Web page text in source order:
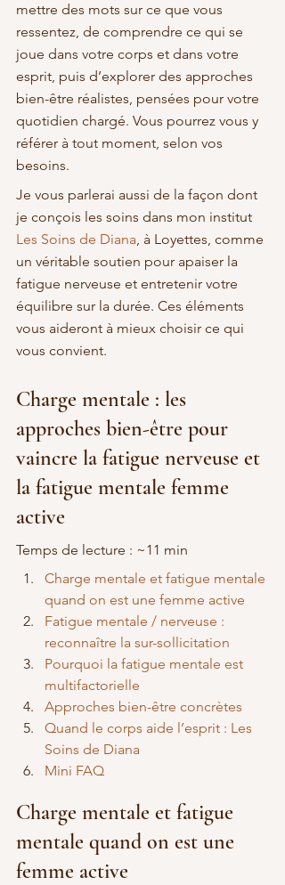
mettre des mots sur ce que vous
ressentez, de comprendre ce qui se
joue dans votre corps et dans votre
esprit, puis d’explorer des approches
bien-être réalistes, pensées pour votre
quotidien chargé. Vous pourrez vous y
référer à tout moment, selon vos
besoins.
Je vous parlerai aussi de la façon dont
je conçois les soins dans mon institut
Les Soins de Diana, à Loyettes, comme
un véritable soutien pour apaiser la
fatigue nerveuse et entretenir votre
équilibre sur la durée. Ces éléments
vous aideront à mieux choisir ce qui
vous convient.
Charge mentale : les
approches bien-être pour
vaincre la fatigue nerveuse et
la fatigue mentale femme
active
Temps de lecture : ~11 min
Charge mentale et fatigue mentale
quand on est une femme active
Fatigue mentale / nerveuse :
reconnaître la sur-sollicitation
Pourquoi la fatigue mentale est
multifactorielle
Approches bien-être concrètes
Quand le corps aide l’esprit : Les
Soins de Diana
Mini FAQ
Charge mentale et fatigue
mentale quand on est une
femme active